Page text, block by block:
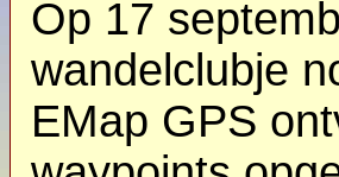
Op 17
wandelclubje
EMap GPS